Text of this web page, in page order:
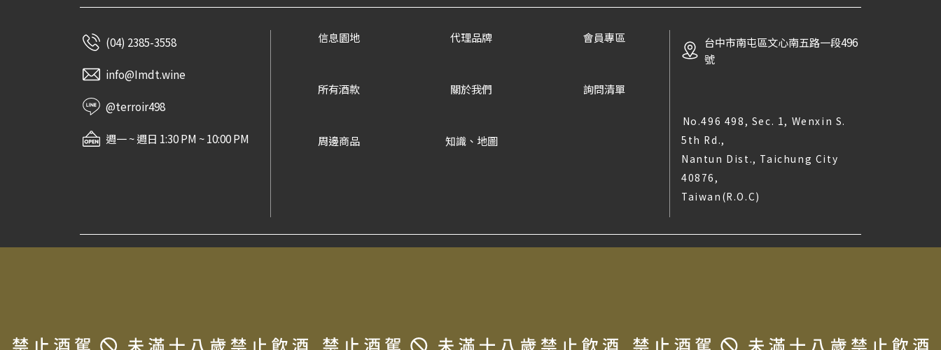
(04) 2385-3558
info@Imdt.wine
@terroir498
週一 ~ 週日 1:30 PM ~ 10:00 PM
信息園地
所有酒款
周邊商品
代理品牌
關於我們
知識、地圖
會員專區
詢問清單
台中市南屯區文心南五路一段496
號
No.496 498, Sec. 1, Wenxin S.
5th Rd.,
Nantun Dist., Taichung City
40876,
Taiwan(R.O.C)